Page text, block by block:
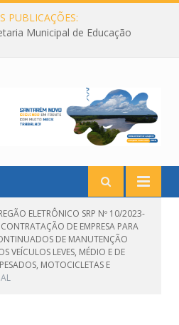
PUBLICAÇÕES:
Municipal de Educação
ELETRÔNICO SRP Nº 10/2023-
DE EMPRESA PARA
DE MANUTENÇÃO
VEÍCULOS LEVES, MÉDIO E DE
MOTOCICLETAS E